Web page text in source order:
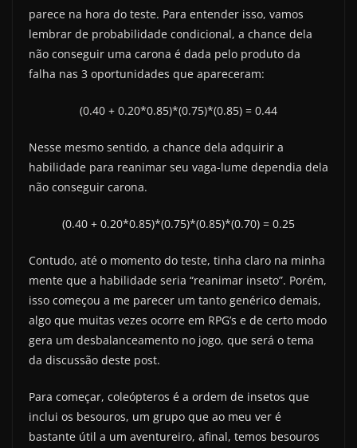
parece na hora do teste. Para entender isso, vamos
lembrar de probabilidade condicional, a chance dela
não conseguir uma carona é dada pelo produto da
falha nas 3 oportunidades que apareceram:
(0.40 + 0.20*0.85)*(0.75)*(0.85) = 0.44
Nesse mesmo sentido, a chance dela adquirir a
habilidade para reanimar seu vaga-lume dependia dela
não conseguir carona.
(0.40 + 0.20*0.85)*(0.75)*(0.85)*(0.70) = 0.25
Contudo, até o momento do teste, tinha claro na minha
mente que a habilidade seria “reanimar inseto”. Porém,
isso começou a me parecer um tanto genérico demais,
algo que muitas vezes ocorre em RPG’s e de certo modo
gera um desbalanceamento no jogo, que será o tema
da discussão deste post.
Para começar, coleópteros é a ordem de insetos que
inclui os besouros, um grupo que ao meu ver é
bastante útil a um aventureiro, afinal, temos besouros